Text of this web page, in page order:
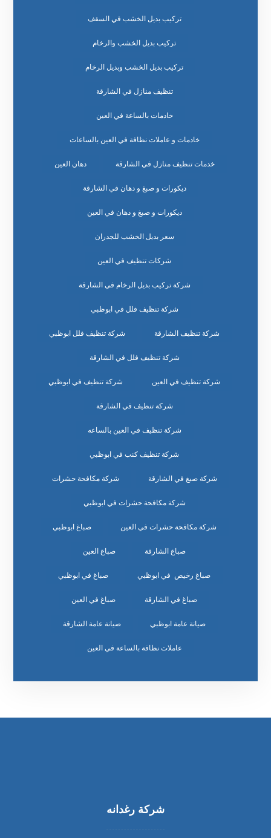
تركيب بديل الخشب في السقف
تركيب بديل الخشب والرخام
تركيب بديل الخشب وبديل الرخام
تنظيف منازل في الشارقة
خادمات بالساعة في العين
خادمات و عاملات نظافة في العين بالساعات
خدمات تنظيف منازل في الشارقة دهان العين
ديكورات و صبغ و دهان في الشارقة
ديكورات و صبغ و دهان في العين
سعر بديل الخشب للجدران
شركات تنظيف في العين
شركة تركيب بديل الرخام في الشارقة
شركة تنظيف فلل في ابوظبي
شركة تنظيف الشارقة شركة تنظيف فلل ابوظبي
شركة تنظيف فلل في الشارقة
شركة تنظيف في العين شركة تنظيف في ابوظبي
شركة تنظيف في الشارقة
شركة تنظيف في العين بالساعه
شركة تنظيف كنب في ابوظبي
شركة صبغ في الشارقة شركة مكافحة حشرات
شركة مكافحة حشرات في ابوظبي
شركة مكافحة حشرات في العين صباغ ابوظبي
صباغ الشارقة صباغ العين
صباغ رخيص في ابوظبي صباغ في ابوظبي
صباغ في الشارقة صباغ في العين
صيانة عامة ابوظبي صيانة عامة الشارقة
عاملات نظافة بالساعة في العين
شركة رغدانه